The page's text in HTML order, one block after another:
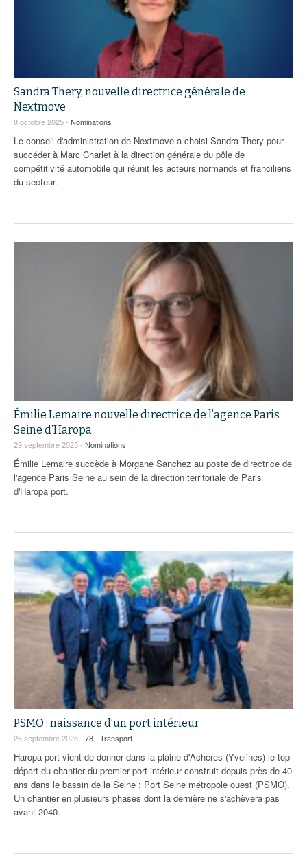
Sandra Thery, nouvelle directrice générale de
Nextmove
8 octobre 2025 - Nominations
Le conseil d'administration de Nextmove a choisi Sandra Thery pour
succéder à Marc Charlet à la direction générale du pôle de
compétitivité automobile qui réunit les acteurs normands et franciliens
du secteur.
Émilie Lemaire nouvelle directrice de l’agence Paris
Seine d’Haropa
29 septembre 2025 - Nominations
Émilie Lemaire succède à Morgane Sanchez au poste de directrice de
l'agence Paris Seine au sein de la direction territoriale de Paris
d'Haropa port.
PSMO : naissance d’un port intérieur
26 septembre 2025 - 78- Transport
Haropa port vient de donner dans la plaine d'Achères (Yvelines) le top
départ du chantier du premier port intérieur construit depuis près de 40
ans dans le bassin de la Seine : Port Seine métropole ouest (PSMO).
Un chantier en plusieurs phases dont la dernière ne s'achèvera pas
avant 2040.